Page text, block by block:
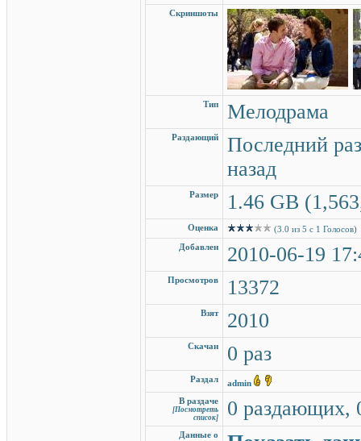
Скриншоты
Тип Мелодрама
Раздающий
Последний
назад
Размер 1.46 GB
Оценка
(3.0 из 5 с 1 Голосов)
Добавлен
2010-06-19
Просмотров 13372
Взят 2010
Скачан 0 раз
Раздал
admin
В раздаче
[Посмотреть
список]
0 раздающих,
Данные о